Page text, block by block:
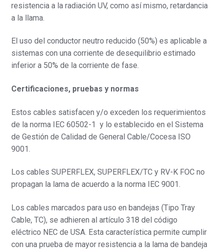
resistencia a la radiación UV, como así mismo, retardancia
a la llama.
El uso del conductor neutro reducido (50%) es aplicable a
sistemas con una corriente de desequilibrio estimado
inferior a 50% de la corriente de fase.
Certificaciones, pruebas y normas
Estos cables satisfacen y/o exceden los requerimientos
de la norma IEC 60502-1 y lo establecido en el Sistema
de Gestión de Calidad de General Cable/Cocesa ISO
9001.
Los cables SUPERFLEX, SUPERFLEX/TC y RV-K FOC no
propagan la lama de acuerdo a la norma IEC 9001.
Los cables marcados para uso en bandejas (Tipo Tray
Cable, TC), se adhieren al artículo 318 del código
eléctrico NEC de USA. Esta característica permite cumplir
con una prueba de mayor resistencia a la lama de bandeja